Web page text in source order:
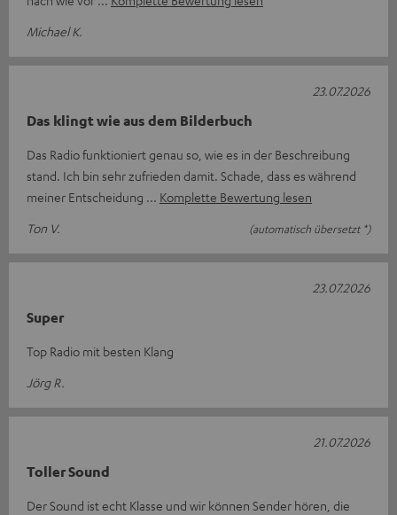
Michael K.
Das klingt wie aus dem Bilderbuch
Das Radio funktioniert genau so, wie es in der Beschreibung
stand. Ich bin sehr zufrieden damit. Schade, dass es während
meiner Entscheidung
Komplette Bewertung lesen
Ton V.
(automatisch übersetzt *)
23.07.2026
Super
Top Radio mit besten Klang
Jörg R.
23.07.2026
Toller Sound
Der Sound ist echt Klasse und wir können Sender hören, die
21.07.2026